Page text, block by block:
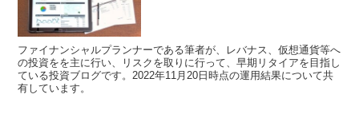
ファイナンシャルプランナーである筆者が、レバナス、仮想通貨等へ
の投資をを主に行い、リスクを取りに行って、早期リタイアを目指し
ている投資ブログです。2022年11月20日時点の運用結果について共
有しています。